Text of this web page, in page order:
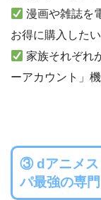
漫画や雑誌を
お得に購入した
家族それぞれ
ーアカウント」
③ dアニメス
パ最強の専